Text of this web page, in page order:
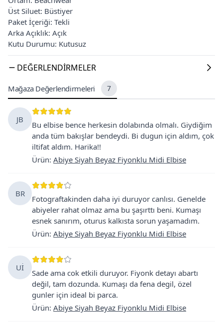
Üst Siluet: Büstiyer
Paket İçeriği: Tekli
Arka Açıklık: Açık
Kutu Durumu: Kutusuz
DEĞERLENDIRMELER
Mağaza Değerlendirmeleri 7
JB
Bu elbise bence herkesin dolabında olmalı. Giydiğim
anda tüm bakışlar bendeydi. Bi dugun için aldım, çok
iltifat aldım. Harika!!
Ürün: Abiye Siyah Beyaz Fiyonklu Midi Elbise
BR
Fotograftakinden daha iyi duruyor canlısı. Genelde
abiyeler rahat olmaz ama bu şaşırttı beni. Kumaşı
esnek sanırım, oturus kalkısta sorun yaşamadım.
Ürün: Abiye Siyah Beyaz Fiyonklu Midi Elbise
Uİ
Sade ama cok etkili duruyor. Fiyonk detayı abartı
değil, tam dozunda. Kumaşı da fena degil, özel
gunler için ideal bi parca.
Ürün: Abiye Siyah Beyaz Fiyonklu Midi Elbise